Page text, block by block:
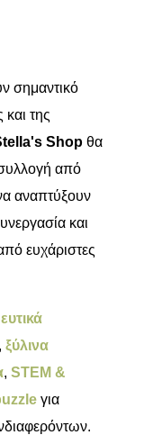
σημαντικό
της
Shopθα
συλλογή από
αναπτύξουν
και
ευχάριστες
ξύλινα
, STEM &
για